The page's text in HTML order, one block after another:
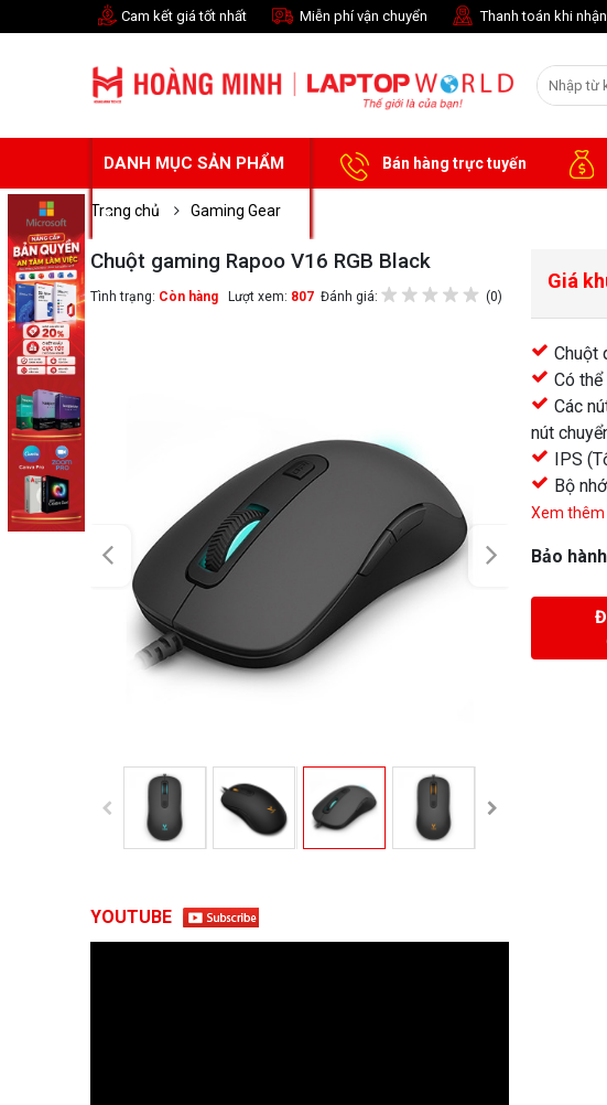
Cam kết giá tốt nhất Miễn phí vận chuyển Thanh toán khi
DANH MỤC SẢN PHẨM Bán hàng trực tuyến
Trang chủ Gaming Gear
Chuột gaming Rapoo V16 RGB Black
Tình trạng: Còn hàng Lượt xem: 807 Đánh giá: (0)
YOUTUBE
Giá
Chuột
Có
Các
nút
IPS
Bộ
Xem thêm
Bảo